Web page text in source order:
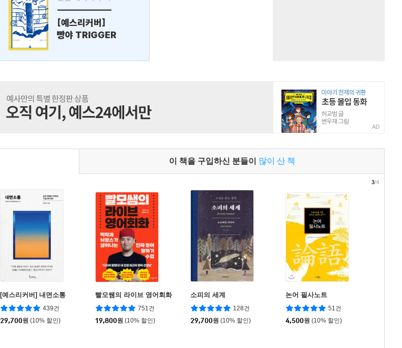
---------------
[예스리커버]
빵야 TRIGGER
AD
이 책을 구입하신 분들이 많이 산 책
[예스리커버] 내면소통
439건
29,700원 (10% 할인)
빨모쌤의 라이브 영어회화
751건
19,800원 (10% 할인)
소피의 세계
128건
29,700원 (10% 할인)
논어 필사노트
51건
4,500원 (10% 할인)
3/4